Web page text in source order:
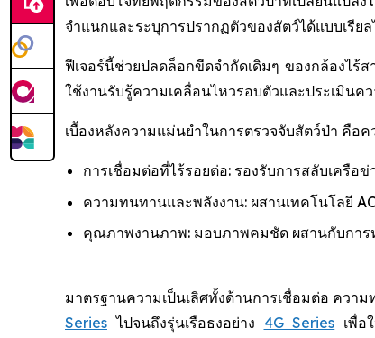
จำแนกและระบุการปรากฏตัวของสัตว์ได้แบบเรี
ฟีเจอร์นี้ช่วยปลดล็อกขีดจำกัดเดิมๆ ของกล้องไ
ใช้งานรับรู้ความเคลื่อนไหวรอบตัวและประเมินค
เบื้องหลังความแม่นยำในการตรวจจับสัตว์ป่า คือ
การเชื่อมต่อที่ไร้รอยต่อ: รองรับการสลับเครื
ความทนทานและพลังงาน: ผสานเทคโนโลยี
คุณภาพงานภาพ: มอบภาพคมชัด ผสานกับการ
มาตรฐานความเป็นเลิศทั้งด้านการเชื่อมต่อ ควา
Series ไปจนถึงรุ่นเรือธงอย่าง 4G Series เพื่อ